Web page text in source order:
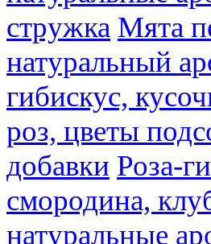
стружка Мята
натуральный
гибискус,
роз, цветы
добавки Роза-
смородина,
натуральные